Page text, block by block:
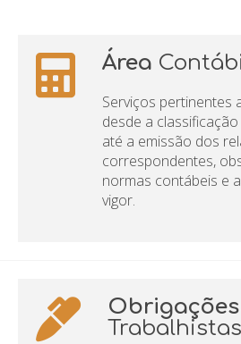
Área
Serviços pertinentes
desde a
até a emissão dos
correspondentes,
normas contábeis e
vigor.
Obrigações
Trabalhistas